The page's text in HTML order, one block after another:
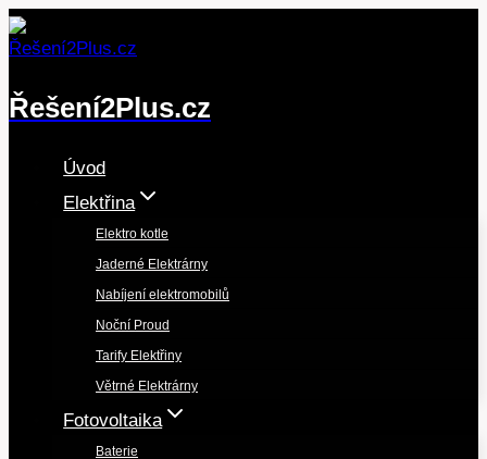
Přeskočit
na
Řešení2Plus.cz
Úvod
Elektřina
Elektro kotle
Jaderné Elektrárny
Nabíjení elektromobilů
Noční Proud
Tarify Elektřiny
Větrné Elektrárny
Fotovoltaika
Baterie